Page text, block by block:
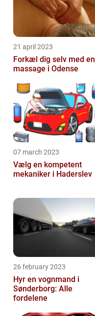
21 april 2023
Forkæl dig selv med en
massage i Odense
07 march 2023
Vælg en kompetent
mekaniker i Haderslev
26 february 2023
Hyr en vognmand i
Sønderborg: Alle
fordelene